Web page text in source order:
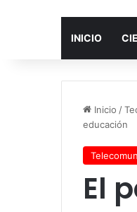
INICIO
Inicio /
educación
El